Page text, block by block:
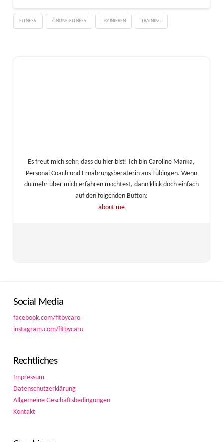
FITNESS ONLINE-FITNESS TRAINIEREN TRAINING
Es freut mich sehr, dass du hier bist! Ich bin Caroline Manka,
Personal Coach und Ernährungsberaterin aus Tübingen. Wenn
du mehr über mich erfahren möchtest, dann klick doch einfach
auf den folgenden Button:
about me
Social Media
facebook.com/fitbycaro
instagram.com/fitbycaro
Rechtliches
Impressum
Datenschutzerklärung
Allgemeine Geschäftsbedingungen
Kontakt